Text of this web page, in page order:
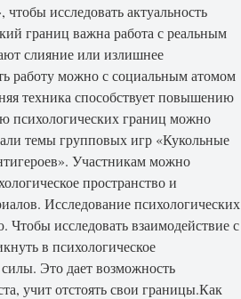
исследовать актуальность
границ важна работа с реальным
слияние или излишнее
работу можно с социальным атомом
техника способствует повышению
психологических границ можно
темы групповых игр «Кукольные
Участникам можно
пространство и
Исследование психологических
исследовать взаимодействие с
в психологическое
Это дает возможность
учит отстоять свои границы.Как